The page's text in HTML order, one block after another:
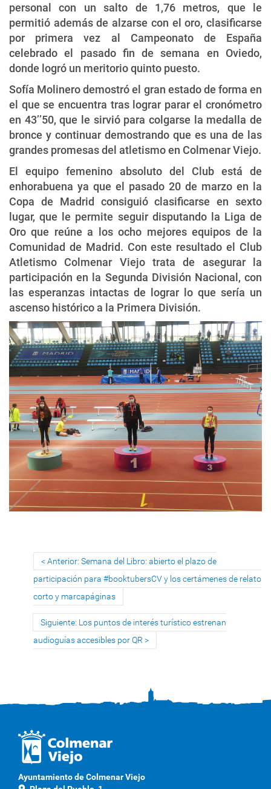
personal con un salto de 1,76 metros, que le
permitió además de alzarse con el oro, clasificarse
por primera vez al Campeonato de España
celebrado el pasado fin de semana en Oviedo,
donde logró un meritorio quinto puesto.
Sofía Molinero demostró el gran estado de forma en
el que se encuentra tras lograr parar el cronómetro
en 43’’50, que le sirvió para colgarse la medalla de
bronce y continuar demostrando que es una de las
grandes promesas del atletismo en Colmenar Viejo.
El equipo femenino absoluto del Club está de
enhorabuena ya que el pasado 20 de marzo en la
Copa de Madrid consiguió clasificarse en sexto
lugar, que le permite seguir disputando la Liga de
Oro que reúne a los ocho mejores equipos de la
Comunidad de Madrid. Con este resultado el Club
Atletismo Colmenar Viejo trata de asegurar la
participación en la Segunda División Nacional, con
las esperanzas intactas de lograr lo que sería un
ascenso histórico a la Primera División.
Anterior: Semana del Libro: abierto el plazo de
participación para #booktubersCV y los certámenes de relato
corto y marcapáginas
Siguiente: Los puntos de interés turístico estrenan
audioguías accesibles por QR
Ayuntamiento de Colmenar Viejo